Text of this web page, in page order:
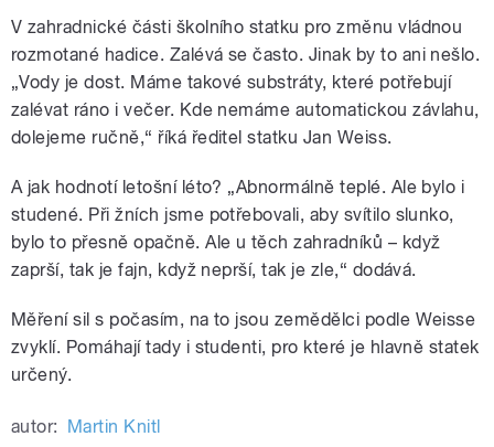
V zahradnické části školního statku pro změnu vládnou
rozmotané hadice. Zalévá se často. Jinak by to ani nešlo.
„Vody je dost. Máme takové substráty, které potřebují
zalévat ráno i večer. Kde nemáme automatickou závlahu,
dolejeme ručně,“ říká ředitel statku Jan Weiss.
A jak hodnotí letošní léto? „Abnormálně teplé. Ale bylo i
studené. Při žních jsme potřebovali, aby svítilo slunko,
bylo to přesně opačně. Ale u těch zahradníků – když
zaprší, tak je fajn, když neprší, tak je zle,“ dodává.
Měření sil s počasím, na to jsou zemědělci podle Weisse
zvyklí. Pomáhají tady i studenti, pro které je hlavně statek
určený.
autor: Martin Knitl